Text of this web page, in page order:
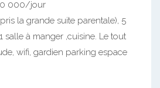
000/jour
la grande suite parentale), 5
salle à manger ,cuisine. Le tout
wifi, gardien parking espace